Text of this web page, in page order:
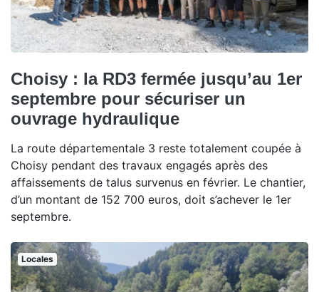
Choisy : la RD3 fermée jusqu’au 1er
septembre pour sécuriser un
ouvrage hydraulique
La route départementale 3 reste totalement coupée à
Choisy pendant des travaux engagés après des
affaissements de talus survenus en février. Le chantier,
d’un montant de 152 700 euros, doit s’achever le 1er
septembre.
Locales